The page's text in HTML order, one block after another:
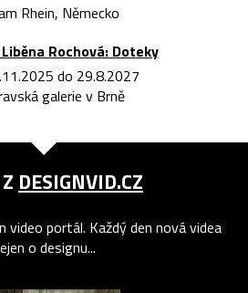
Rhein, Německo
Rochová: Doteky
do 29.8.2027
galerie v Brně
DESIGNVID.CZ
video portál. Každý den nová videa
o designu...